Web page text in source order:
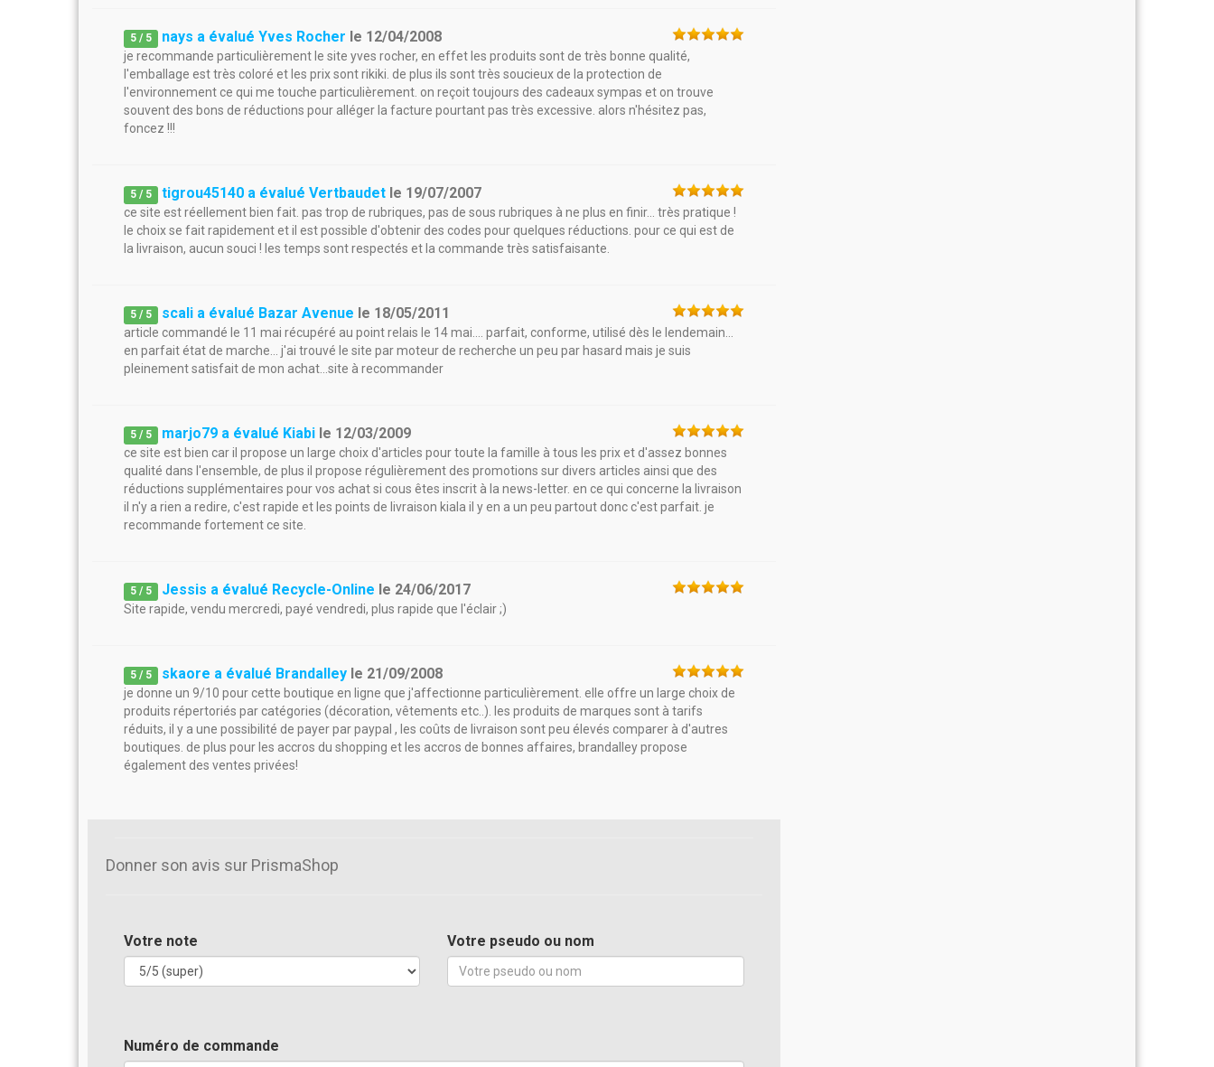
5 / 5 nays a évalué Yves Rocher le 12/04/2008
je recommande particulièrement le site yves rocher, en effet les produits sont de très bonne qualité,
l'emballage est très coloré et les prix sont rikiki. de plus ils sont très soucieux de la protection de
l'environnement ce qui me touche particulièrement. on reçoit toujours des cadeaux sympas et on trouve
souvent des bons de réductions pour alléger la facture pourtant pas très excessive. alors n'hésitez pas,
foncez !!!
5 / 5 tigrou45140 a évalué Vertbaudet le 19/07/2007
ce site est réellement bien fait. pas trop de rubriques, pas de sous rubriques à ne plus en finir... très pratique !
le choix se fait rapidement et il est possible d'obtenir des codes pour quelques réductions. pour ce qui est de
la livraison, aucun souci ! les temps sont respectés et la commande très satisfaisante.
5 / 5 scali a évalué Bazar Avenue le 18/05/2011
article commandé le 11 mai récupéré au point relais le 14 mai.... parfait, conforme, utilisé dès le lendemain...
en parfait état de marche... j'ai trouvé le site par moteur de recherche un peu par hasard mais je suis
pleinement satisfait de mon achat...site à recommander
5 / 5 marjo79 a évalué Kiabi le 12/03/2009
ce site est bien car il propose un large choix d'articles pour toute la famille à tous les prix et d'assez bonnes
qualité dans l'ensemble, de plus il propose régulièrement des promotions sur divers articles ainsi que des
réductions supplémentaires pour vos achat si cous êtes inscrit à la news-letter. en ce qui concerne la livraison
il n'y a rien a redire, c'est rapide et les points de livraison kiala il y en a un peu partout donc c'est parfait. je
recommande fortement ce site.
5 / 5 Jessis a évalué Recycle-Online le 24/06/2017
Site rapide, vendu mercredi, payé vendredi, plus rapide que l'éclair ;)
5 / 5 skaore a évalué Brandalley le 21/09/2008
je donne un 9/10 pour cette boutique en ligne que j'affectionne particulièrement. elle offre un large choix de
produits répertoriés par catégories (décoration, vêtements etc..). les produits de marques sont à tarifs
réduits, il y a une possibilité de payer par paypal , les coûts de livraison sont peu élevés comparer à d'autres
boutiques. de plus pour les accros du shopping et les accros de bonnes affaires, brandalley propose
également des ventes privées!
Donner son avis sur PrismaShop
Votre note Votre pseudo ou nom
Numéro de commande